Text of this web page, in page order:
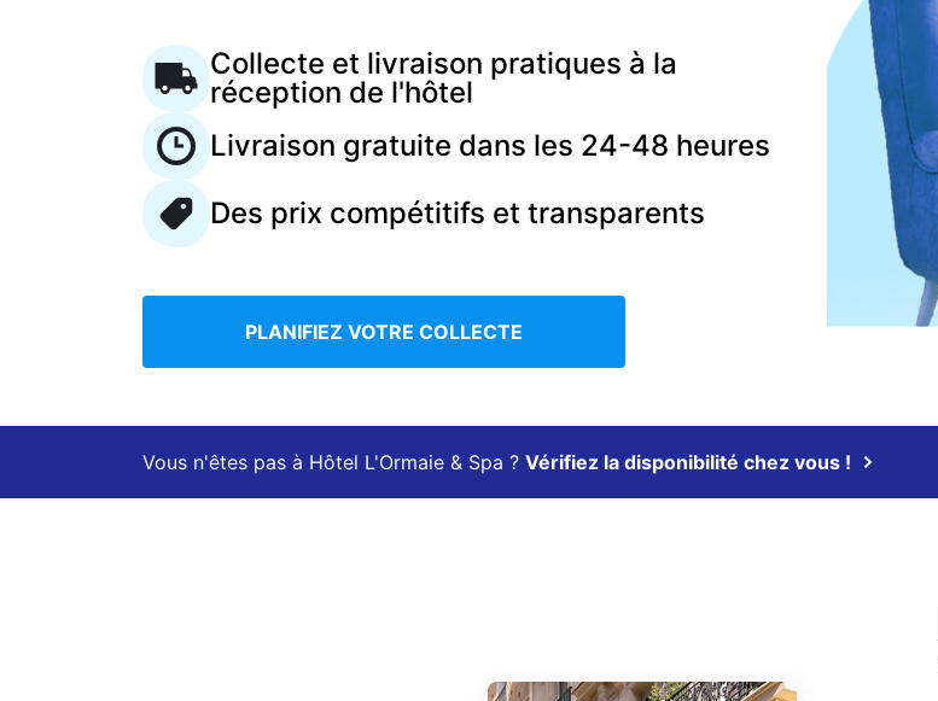
Collecte et livraison pratiques à la
réception de l'hôtel
Livraison gratuite dans les 24-48 heures
Des prix compétitifs et transparents
PLANIFIEZ VOTRE COLLECTE
Vous n'êtes pas à Hôtel L'Ormaie & Spa ? Vérifiez la disponibilité chez vous !